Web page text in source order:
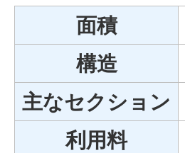
面積
構造
主なセクション
利用料